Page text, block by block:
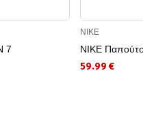
7
NIKE
NIKE
59.99 €